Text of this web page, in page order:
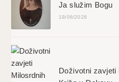
Ja služim Bogu
19/06/2026
Doživotni zavjeti